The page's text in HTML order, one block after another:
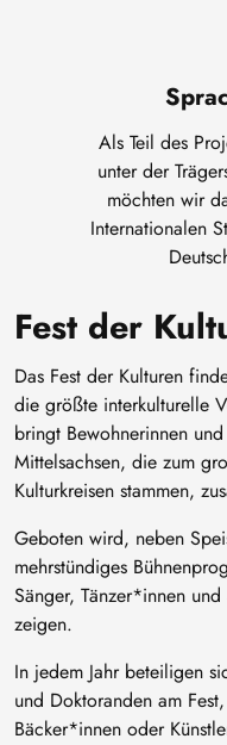
Als Teil des
unter der
möchten wir
Internationalen
Fest der
Das Fest der Kulturen
die größte interkulturelle
bringt Bewohnerinnen
Mittelsachsen, die zum
Kulturkreisen stammen,
Geboten wird, neben
mehrstündiges
Sänger, Tänzer*innen
zeigen.
In jedem Jahr beteiligen
und Doktoranden am
Bäcker*innen oder